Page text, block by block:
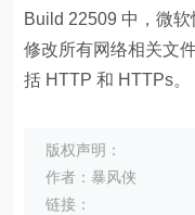
Build 22509 中，微
修改所有网络相关文
括 HTTP 和 HTTPs。
版权声明：
作者：暴风侠
链接：